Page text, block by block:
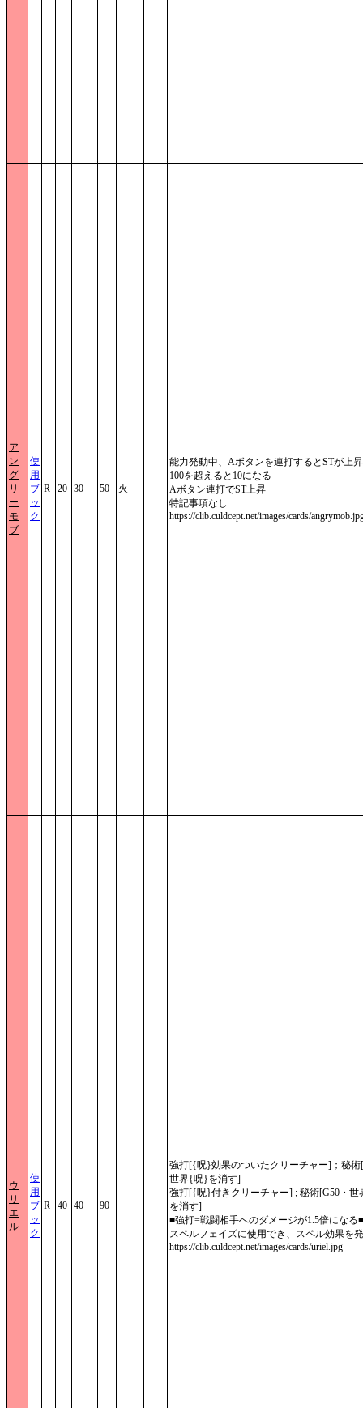
ア
ン
グ
リ
ー
モ
ブ
使
用
ブ
ッ
ク
R 20 30 50 火
能力発動中、Aボタンを連打するとSTが上
100を超えると10になる
Aボタン連打でST上昇
特記事項なし
https://clib.culdcept.net/images/cards/
ウ
リ
エ
ル
使
用
ブ
ッ
ク
R 40 40 90
強打[{呪}効果のついたクリーチャー]；秘術
世界{呪}を消す]
強打[{呪}付きクリーチャー] ; 秘術[G50・
を消す]
■強打=戦闘相手へのダメージが1.5倍になる
スペルフェイズに使用でき、スペル効果を
https://clib.culdcept.net/images/cards/uriel.jpg